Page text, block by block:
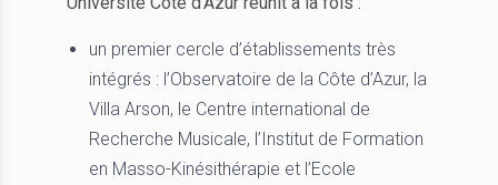
un premier cercle d’établissements très
intégrés : l’Observatoire de la Côte d’Azur, la
Villa Arson, le Centre international de
Recherche Musicale, l’Institut de Formation
en Masso-Kinésithérapie et l’Ecole